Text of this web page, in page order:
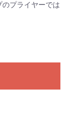
プライヤーでは